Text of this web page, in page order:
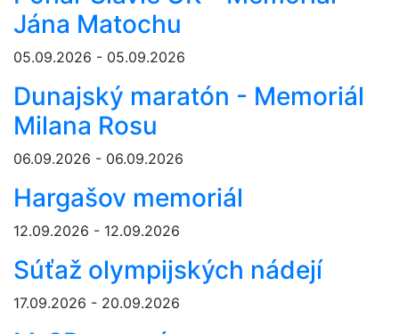
Jána Matochu
05.09.2026 - 05.09.2026
Dunajský maratón - Memoriál
Milana Rosu
06.09.2026 - 06.09.2026
Hargašov memoriál
12.09.2026 - 12.09.2026
Súťaž olympijských nádejí
17.09.2026 - 20.09.2026